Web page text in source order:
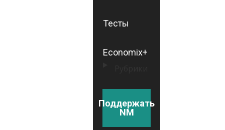
Тесты
Economix+
Поддержать
NM